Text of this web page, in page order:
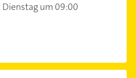
um 09:00